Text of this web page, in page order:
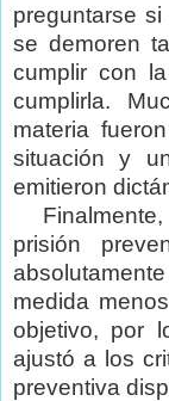
preguntarse
se demoren
cumplir con
cumplirla.
materia
situación y
emitieron
prisión
medida
objetivo, por
ajustó a los
preventiva